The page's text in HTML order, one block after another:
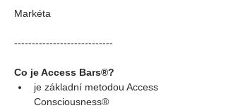
Markéta
----------------------------
Co je Access Bars®?
je základní metodou Access
Consciousness®